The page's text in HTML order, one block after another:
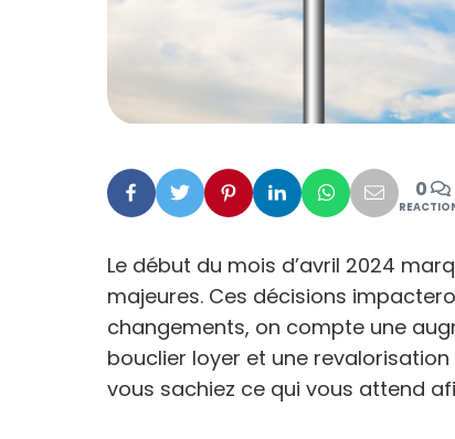
Facebook
Twitter PinterestLinkedinWhatsapp
Mail0
Le début du mois d’avril 2024
majeures. Ces décisions
changements, on compte une
bouclier loyer et une
vous sachiez ce qui vous attend